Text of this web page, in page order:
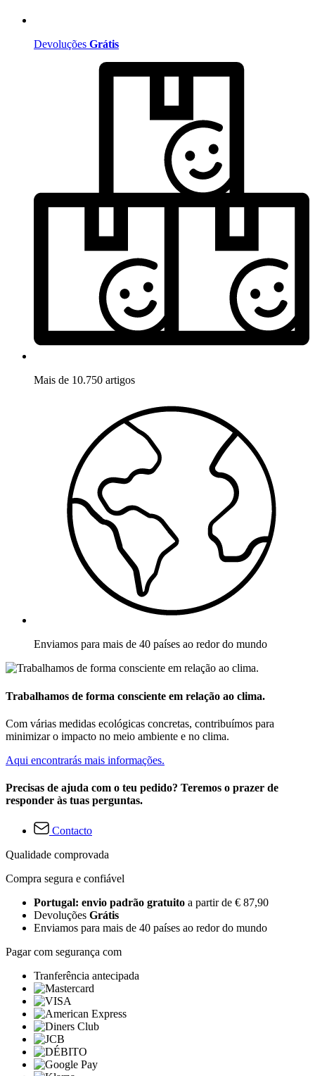
Devoluções Grátis
Mais de 10.750 artigos
Enviamos para mais de 40 países ao redor do mundo
Trabalhamos de forma consciente em relação ao clima.
Com várias medidas ecológicas concretas, contribuímos para
minimizar o impacto no meio ambiente e no clima.
Aqui encontrarás mais informações.
Precisas de ajuda com o teu pedido? Teremos o prazer de
responder às tuas perguntas.
Contacto
Qualidade comprovada
Compra segura e confiável
Portugal: envio padrão gratuito a partir de € 87,90
Devoluções Grátis
Enviamos para mais de 40 países ao redor do mundo
Pagar com segurança com
Tranferência antecipada